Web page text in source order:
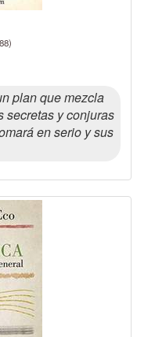
plan que mezcla
secretas y conjuras
en serio y sus